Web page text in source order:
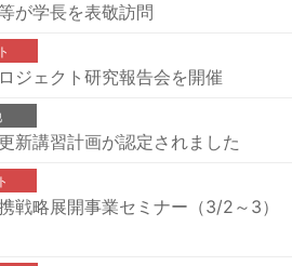
が学長を表敬訪問
ジェクト研究報告会を開催
新講習計画が認定されました
戦略展開事業セミナー（3/2～3）